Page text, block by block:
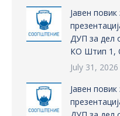
Јавен
ДУП за дел
КО Штип 1,
July 31, 2026
Јавен